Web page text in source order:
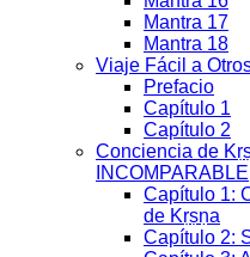
Mantra 17
Mantra 18
Viaje Fácil a
Prefacio
Capítulo 1
Capítulo 2
Conciencia de
INCOMPARABLE
Capítulo 1:
de Kṛṣṇa
Capítulo 2: